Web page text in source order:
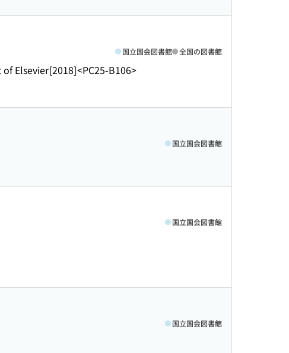
Elsevier[2018]<PC25-B106>
国立国会図書館 全国の図書館
国立国会図書館
国立国会図書館
国立国会図書館